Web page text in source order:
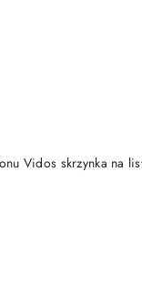
Vidos skrzynka na